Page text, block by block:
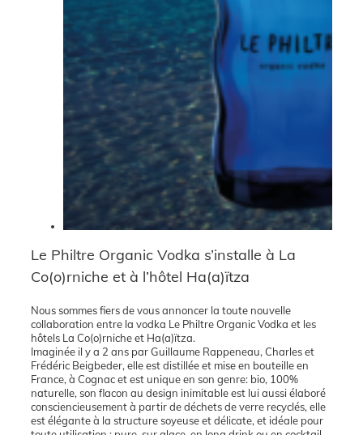
Le Philtre Organic Vodka s’installe à La
Co(o)rniche et à l’hôtel Ha(a)ïtza
Nous sommes fiers de vous annoncer la toute nouvelle
collaboration entre la vodka Le Philtre Organic Vodka et les
hôtels La Co(o)rniche et Ha(a)ïtza.
Imaginée il y a 2 ans par Guillaume Rappeneau, Charles et
Frédéric Beigbeder, elle est distillée et mise en bouteille en
France, à Cognac et est unique en son genre: bio, 100%
naturelle, son flacon au design inimitable est lui aussi élaboré
consciencieusement à partir de déchets de verre recyclés, elle
est élégante à la structure soyeuse et délicate, et idéale pour